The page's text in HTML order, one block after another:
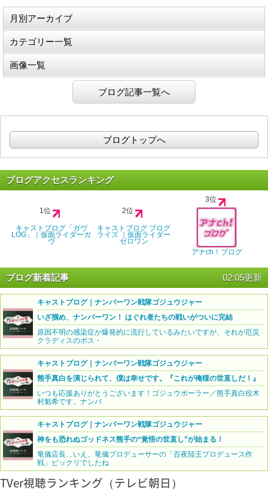
月別アーカイブ
カテゴリー一覧
画像一覧
ブログ記事一覧へ
ブログトップへ
ブログアクセスランキング
1位
キャストブログ「ガヴ
LOG」｜仮面ライダーガ
ヴ
2位
キャストブログ ブログ
ライズ ｜仮面ライダー
ゼロワン
3位
アナch！ブログ
ブログ新着記事 02:05更新
キャストブログ｜ナンバーワン戦隊ゴジュウジャー
いざ掴め、ナンバーワン！ はぐれ者たちの戦いがついに完結
原因不明の感染症が爆発的に流行しているみたいですが、それが厄災
クラディスのボス・
キャストブログ｜ナンバーワン戦隊ゴジュウジャー
熊手真白を演じられて、僕は幸せです。『これが俺様の世直しだ！』
いつも応援ありがとうございます！ゴジュウポーラー／熊手真白役木
村魁希です。ナンバ
キャストブログ｜ナンバーワン戦隊ゴジュウジャー
神をも恐れぬゴッドネス熊手の“覚悟の世直し”が始まる！
竜儀店長…いえ、竜儀プロデューサーの「百夜陸王プロデュース作
戦」ビックリでしたね
TVer視聴ランキング（テレビ朝日）